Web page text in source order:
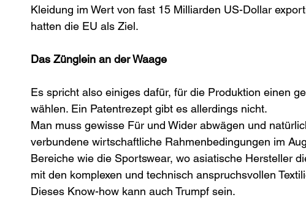
Kleidung im Wert von fast 15 Milliarden US-Dollar
hatten die EU als Ziel.
Das Zünglein an der Waage
Es spricht also einiges dafür, für die Produktion einen
wählen. Ein Patentrezept gibt es allerdings nicht.
Man muss gewisse Für und Wider abwägen und
verbundene wirtschaftliche Rahmenbedingungen im
Bereiche wie die Sportswear, wo asiatische Hersteller
mit den komplexen und technisch anspruchsvollen
Dieses Know-how kann auch Trumpf sein.